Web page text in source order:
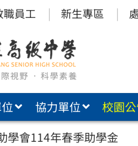
職員工 新生專區
協力單位 校園
學會114年春季助學金